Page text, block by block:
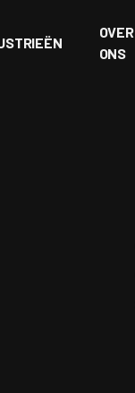
OVER
ONS